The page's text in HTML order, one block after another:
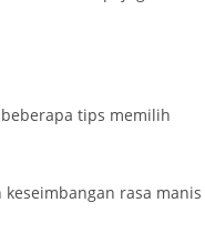
tips memilih
rasa manis